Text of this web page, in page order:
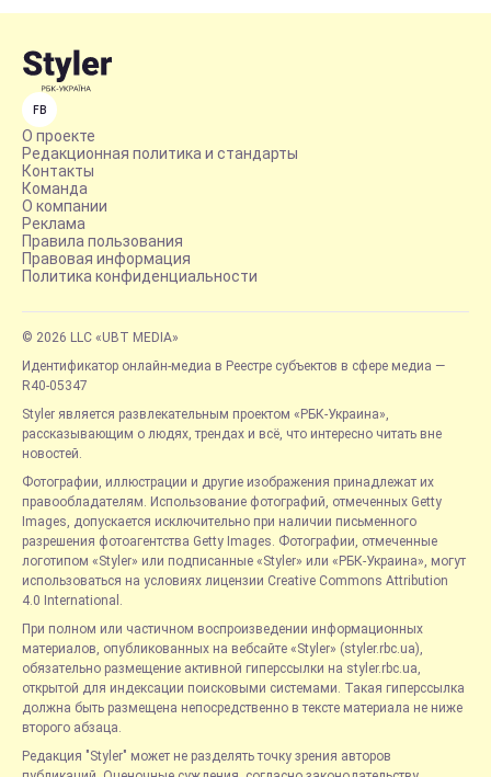
FB
О проекте
Редакционная политика и стандарты
Контакты
Команда
О компании
Реклама
Правила пользования
Правовая информация
Политика конфиденциальности
© 2026 LLC «UBT MEDIA»
Идентификатор онлайн-медиа в Реестре субъектов в сфере медиа —
R40-05347
Styler является развлекательным проектом «РБК-Украина»,
рассказывающим о людях, трендах и всё, что интересно читать вне
новостей.
Фотографии, иллюстрации и другие изображения принадлежат их
правообладателям. Использование фотографий, отмеченных Getty
Images, допускается исключительно при наличии письменного
разрешения фотоагентства Getty Images. Фотографии, отмеченные
логотипом «Styler» или подписанные «Styler» или «РБК-Украина», могут
использоваться на условиях лицензии Creative Commons Attribution
4.0 International.
При полном или частичном воспроизведении информационных
материалов, опубликованных на вебсайте «Styler» (styler.rbc.ua),
обязательно размещение активной гиперссылки на styler.rbc.ua,
открытой для индексации поисковыми системами. Такая гиперссылка
должна быть размещена непосредственно в тексте материала не ниже
второго абзаца.
Редакция "Styler" может не разделять точку зрения авторов